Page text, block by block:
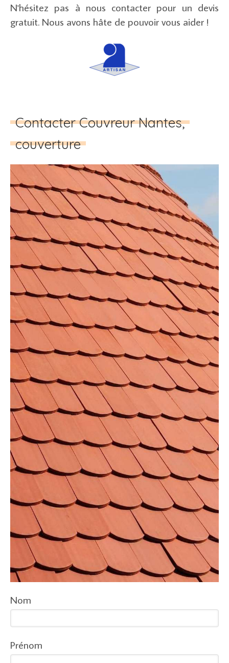
N'hésitez pas à nous contacter pour un devis
gratuit. Nous avons hâte de pouvoir vous aider !
Contacter Couvreur Nantes,
couverture
Nom
Prénom